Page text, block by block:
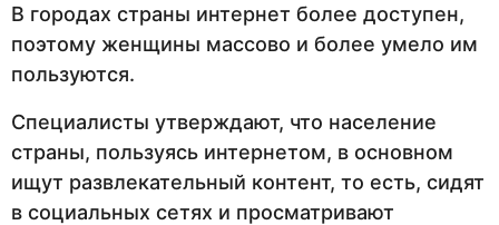
В городах страны интернет более доступен,
поэтому женщины массово и более умело им
пользуются.
Специалисты утверждают, что население
страны, пользуясь интернетом, в основном
ищут развлекательный контент, то есть, сидят
в социальных сетях и просматривают